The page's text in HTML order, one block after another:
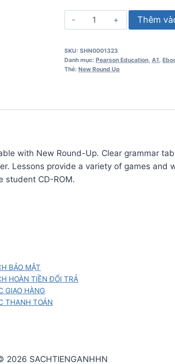
New
Round
Starter
Student's
lượng
Thêm
SKU: SHN0001323
Danh mục: Pearson Education, A1
Thẻ: New Round Up
with New Round-Up. Clear grammar
Lessons provide a variety of games and
student CD-ROM.
BẢO MẬT
HOÀN TIỀN ĐỔI TRẢ
GIAO HÀNG
THANH TOÁN
2026 SACHTIENGANHHN